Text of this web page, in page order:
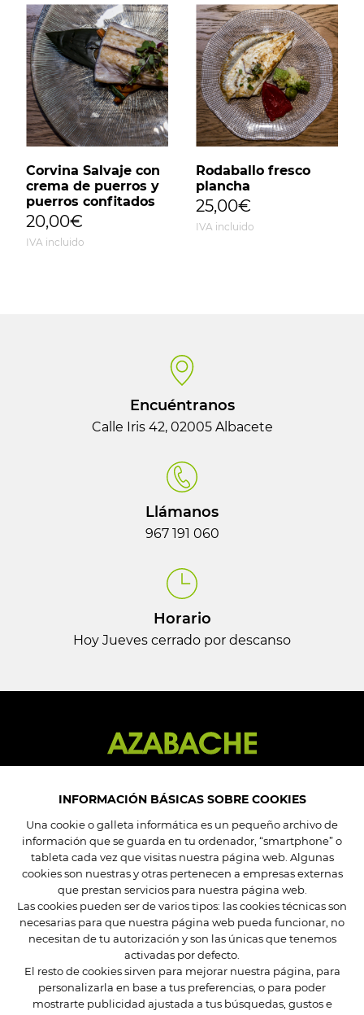
Corvina Salvaje con
crema de puerros y
puerros confitados
20,00€
IVA incluido
Rodaballo fresco
plancha
25,00€
IVA incluido
Encuéntranos
Calle Iris 42, 02005 Albacete
Llámanos
967 191 060
Horario
Hoy Jueves cerrado por descanso
Mi cuenta
Mis pedidos
Mis datos
Mis direcciones
Condiciones de compra
Preguntas frecuentes
Contacta
INFORMACIÓN BÁSICAS SOBRE COOKIES
Una cookie o galleta informática es un pequeño archivo de
información que se guarda en tu ordenador, “smartphone” o
tableta cada vez que visitas nuestra página web. Algunas
cookies son nuestras y otras pertenecen a empresas externas
que prestan servicios para nuestra página web.
Las cookies pueden ser de varios tipos: las cookies técnicas son
necesarias para que nuestra página web pueda funcionar, no
necesitan de tu autorización y son las únicas que tenemos
activadas por defecto.
El resto de cookies sirven para mejorar nuestra página, para
personalizarla en base a tus preferencias, o para poder
mostrarte publicidad ajustada a tus búsquedas, gustos e